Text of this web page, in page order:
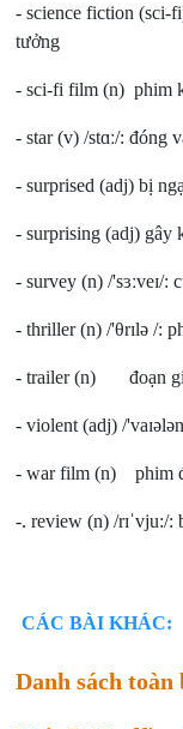
- science fiction (sci-
tưởng
- sci-fi film (n) phim
- star (v) /stɑː/: đóng
- surprised (adj) bị
- surprising (adj) gây
- survey (n) /'sɜːveɪ/:
- thriller (n) /'θrɪlə /:
- trailer (n) đoạn
- violent (adj) /
- war film (n) phim
-. review (n) /rɪˈvju:/:
CÁC BÀI KHÁC:
Danh sách